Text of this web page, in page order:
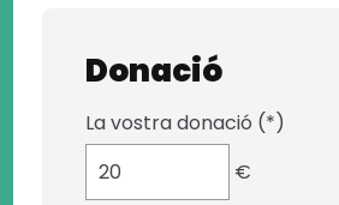
Donació
La vostra donació (*)
€